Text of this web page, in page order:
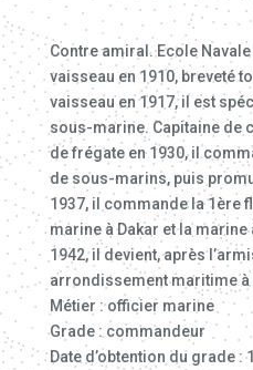
Contre amiral. Ecole
vaisseau en 1910, breveté
vaisseau en 1917, il est
sous-marine. Capitaine de
de frégate en 1930, il
de sous-marins, puis
1937, il commande la 1ère
marine à Dakar et la
1942, il devient, après
arrondissement maritime à
Métier : officier marine
Grade : commandeur
Date d’obtention du grade :